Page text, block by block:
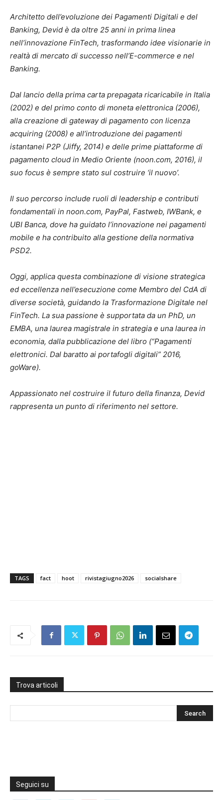
Architetto dell’evoluzione dei Pagamenti Digitali e del
Banking, Devid è da oltre 25 anni in prima linea
nell’innovazione FinTech, trasformando idee visionarie in
realtà di mercato di successo nell’E-commerce e nel
Banking.
Dal lancio della prima carta prepagata ricaricabile in Italia
(2002) e del primo conto di moneta elettronica (2006),
alla creazione di gateway di pagamento con licenza
acquiring (2008) e all’introduzione dei pagamenti
istantanei P2P (Jiffy, 2014) e delle prime piattaforme di
pagamento cloud in Medio Oriente (noon.com, 2016), il
suo focus è sempre stato sul costruire ‘il nuovo’.
Il suo percorso include ruoli di leadership e contributi
fondamentali in noon.com, PayPal, Fastweb, IWBank, e
UBI Banca, dove ha guidato l’innovazione nei pagamenti
mobile e ha contribuito alla gestione della normativa
PSD2.
Oggi, applica questa combinazione di visione strategica
ed eccellenza nell’esecuzione come Membro del CdA di
diverse società, guidando la Trasformazione Digitale nel
FinTech. La sua passione è supportata da un PhD, un
EMBA, una laurea magistrale in strategia e una laurea in
economia, dalla pubblicazione del libro (“Pagamenti
elettronici. Dal baratto ai portafogli digitali” 2016,
goWare).
Appassionato nel costruire il futuro della finanza, Devid
rappresenta un punto di riferimento nel settore.
TAGS fact hoot rivistagiugno2026 socialshare
Trova articoli
Seguici su